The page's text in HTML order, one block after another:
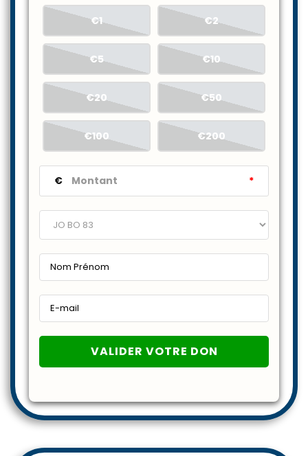
€1 €2
€5 €10
€20 €50
€100 €200
€ *